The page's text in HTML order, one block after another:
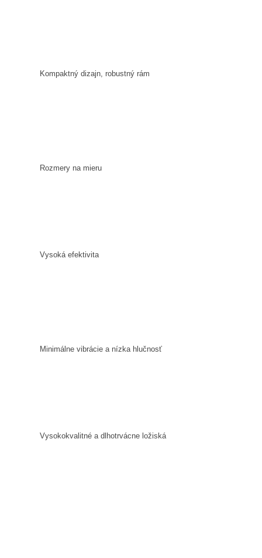
Kompaktný dizajn, robustný rám
Rozmery na mieru
Vysoká efektivita
Minimálne vibrácie a nízka hlučnosť
Vysokokvalitné a dlhotrvácne ložiská